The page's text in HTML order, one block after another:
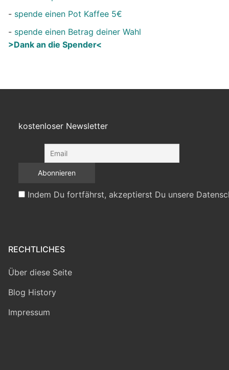
- spende einen Pot Kaffee 5€
- spende einen Betrag deiner Wahl
>Dank an die Spender<
kostenloser Newsletter
Indem Du fortfährst, akzeptierst Du unsere
RECHTLICHES
Über diese Seite
Blog History
Impressum